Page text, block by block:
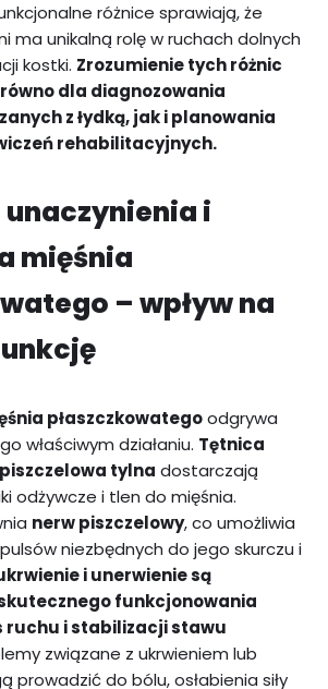
różnice sprawiają, że
ma unikalną rolę w ruchach dolnych
kostki. Zrozumienie tych różnic
dla diagnozowania
z łydką, jak i planowania
rehabilitacyjnych.
unaczynienia i
mięśnia
– wpływ na
płaszczkowategoodgrywa
właściwym działaniu. Tętnica
piszczelowa tylna dostarczają
odżywcze i tlen do mięśnia.
nerw piszczelowy, co umożliwia
niezbędnych do jego skurczu i
i unerwienie są
funkcjonowania
ruchu i stabilizacji stawu
związane z ukrwieniem lub
prowadzić do bólu, osłabienia siły